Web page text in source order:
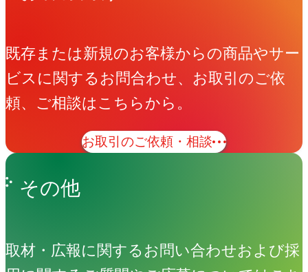
既存または新規のお客様からの商品やサー
ビスに関するお問合わせ、お取引のご依
頼、ご相談はこちらから。
お取引のご依頼・相談
その他
取材・広報に関するお問い合わせおよび採